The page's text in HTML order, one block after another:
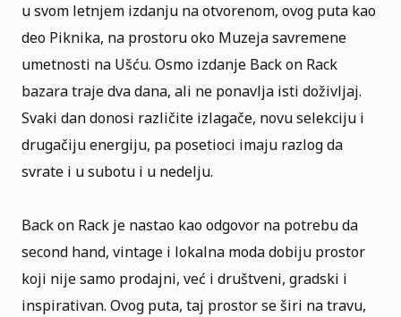
u svom letnjem izdanju na otvorenom, ovog puta kao
deo Piknika, na prostoru oko Muzeja savremene
umetnosti na Ušću. Osmo izdanje Back on Rack
bazara traje dva dana, ali ne ponavlja isti doživljaj.
Svaki dan donosi različite izlagače, novu selekciju i
drugačiju energiju, pa posetioci imaju razlog da
svrate i u subotu i u nedelju.
Back on Rack je nastao kao odgovor na potrebu da
second hand, vintage i lokalna moda dobiju prostor
koji nije samo prodajni, već i društveni, gradski i
inspirativan. Ovog puta, taj prostor se širi na travu,